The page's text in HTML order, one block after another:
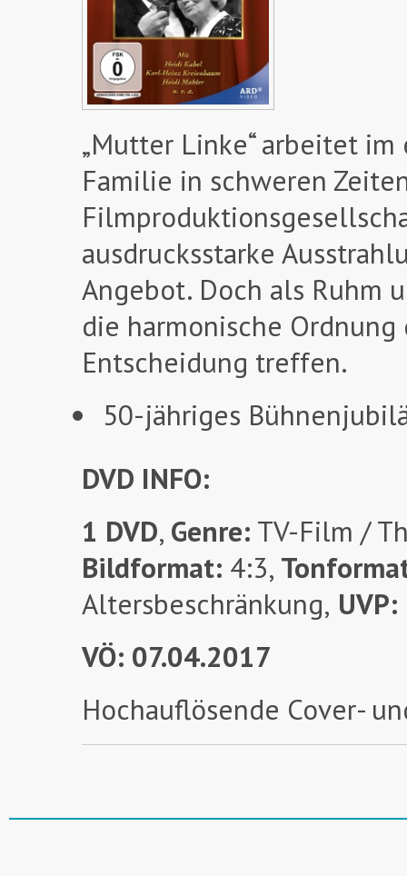
„Mutter Linke“ arbeitet
Familie in schweren
ausdrucksstarke
Angebot. Doch als Ruhm
die harmonische
Entscheidung treffen.
50-jähriges
DVD INFO:
1 DVD, Genre: TV-Film /
Bildformat: 4:3,
Altersbeschränkung, UVP:
VÖ: 07.04.2017
Hochauflösende Cover-